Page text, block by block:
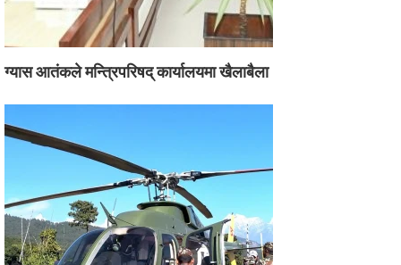
ग्यास आतंकले मन्त्रिपरिषद् कार्यालयमा खैलाबैला